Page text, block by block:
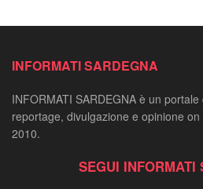
INFORMATI SARDEGNA
INFORMATI SARDEGNA è un
reportage, divulgazione e opinione
2010.
SEGUI INFORMATI